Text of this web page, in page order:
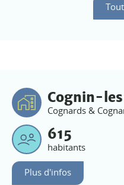
Cognin-
Cognards &
615
habitants
Plus d'infos